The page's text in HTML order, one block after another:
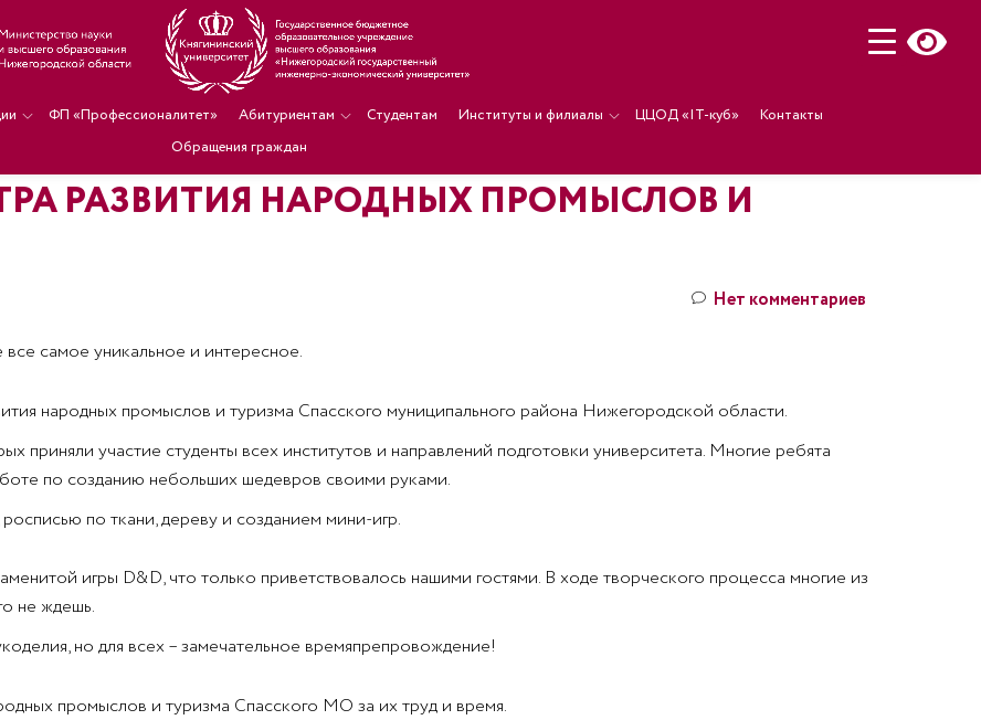
ФП «Профессионалитет» Абитуриентам Студентам Институты и филиалы ЦЦОД «IT-куб»
Контакты
Обращения граждан
РАЗВИТИЯ НАРОДНЫХ ПРОМЫСЛОВ И
Нет комментариев
все самое уникальное и интересное.
народных промыслов и туризма Спасского муниципального района Нижегородской области.
приняли участие студенты всех институтов и направлений подготовки университета. Многие ребята
по созданию небольших шедевров своими руками.
по ткани, дереву и созданием мини-игр.
игры D&D, что только приветствовалось нашими гостями. В ходе творческого процесса многие из
не ждешь.
но для всех – замечательное времяпрепровождение!
промыслов и туризма Спасского МО за их труд и время.